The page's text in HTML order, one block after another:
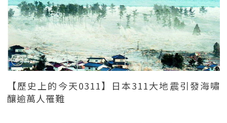
【歷史上的今天0311】日本311大地震引發海嘯
釀逾萬人罹難